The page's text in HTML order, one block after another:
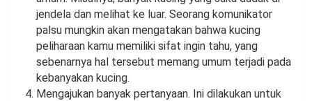
jendela dan melihat ke luar. Seorang komunikator
palsu mungkin akan mengatakan bahwa kucing
peliharaan kamu memiliki sifat ingin tahu, yang
sebenarnya hal tersebut memang umum terjadi pada
kebanyakan kucing.
Mengajukan banyak pertanyaan. Ini dilakukan untuk